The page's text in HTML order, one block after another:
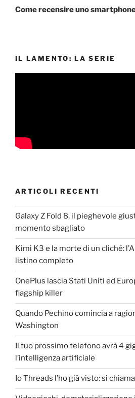
successivo
Come recensire uno
IL LAMENTO: LA SERIE
ARTICOLI RECENTI
Galaxy Z Fold 8, il pieghevole
momento sbagliato
Kimi K3 e la morte di un cliché:
listino completo
OnePlus lascia Stati Uniti ed
flagship killer
Quando Pechino comincia a
Washington
Il tuo prossimo telefono avrà 4
l’intelligenza artificiale
Io Threads l’ho già visto: si